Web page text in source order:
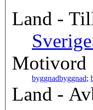
Land -
Sverige
Motivord
byggnadbyggnad;
Land -